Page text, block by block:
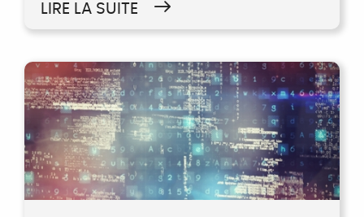
LIRE LA SUITE